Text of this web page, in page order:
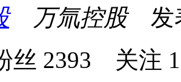
万氚控股发
丝 2393 关注 1